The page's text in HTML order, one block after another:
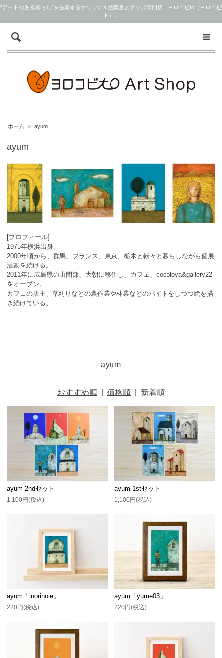
“アートのある暮らし”を提案するオリジナル絵葉書とグッズ専門店「ヨロコビto（ヨロコビ
ト）」
ホーム > ayum
ayum
[プロフィール]
1975年横浜出身。
2000年頃から、群馬、フランス、東京、栃木と転々と暮らしながら個展
活動を続ける。
2011年に広島県の山間部、大朝に移住し、カフェ、cocoloya&gallery22
をオープン。
カフェの店主、草刈りなどの農作業や林業などのバイトをしつつ絵を描
き続けている。
ayum
おすすめ順 価格順 新着順
ayum 2ndセット
1,100円(税込)
ayum 1stセット
1,100円(税込)
ayum「inorinoie」
220円(税込)
ayum「yume03」
220円(税込)